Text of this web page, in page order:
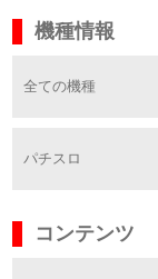
機種情報
全ての機種
パチスロ
コンテンツ